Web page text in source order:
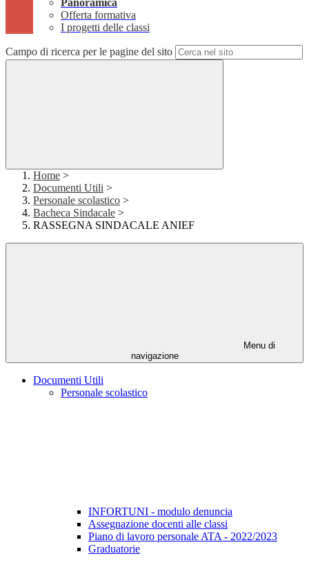
Panoramica
Offerta formativa
I progetti delle classi
Campo di ricerca per le pagine del sito
Home >
Documenti Utili >
Personale scolastico >
Bacheca Sindacale >
RASSEGNA SINDACALE ANIEF
Menu di
navigazione
Documenti Utili
Personale scolastico
INFORTUNI - modulo denuncia
Assegnazione docenti alle classi
Piano di lavoro personale ATA - 2022/2023
Graduatorie